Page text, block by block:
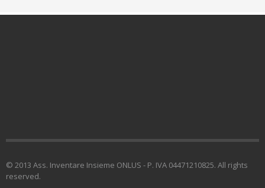
© 2013 Ass. Inventare Insieme ONLUS - P. IVA 04471210825. All rights
reserved.